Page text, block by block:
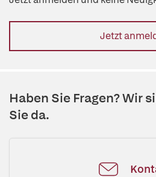
Jetzt
Haben Sie Fragen? Wir
Sie da.